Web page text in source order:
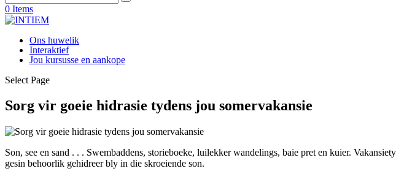
0 Items
Ons huwelik
Interaktief
Jou kursusse en aankope
Select Page
Sorg vir goeie hidrasie tydens jou somervakansie
Son, see en sand . . . Swembaddens, storieboeke, luilekker wandelings, baie pret en kuier.
gesin behoorlik gehidreer bly in die skroeiende son.